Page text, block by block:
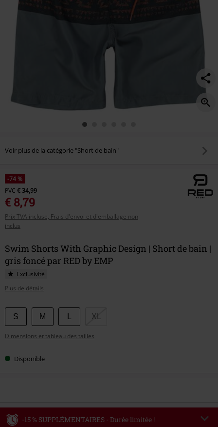
Voir plus de la catégorie "Short de bain"
-74 %
PVC € 34,99
€ 8,79
Prix TVA incluse, Frais d'envoi et d'emballage non
inclus
Swim Shorts With Graphic Design | Short de bain |
gris foncé par RED by EMP
Exclusivité
Plus de détails
Choisissez
votre
taille
S M XL
Dimensions et tableau des tailles
Disponible
-15 % SUPPLÉMENTAIRES - Durée limitée !